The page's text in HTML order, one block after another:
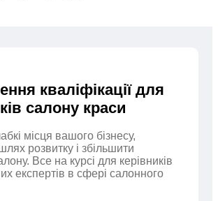
кваліфікації для
салону краси
місця вашого бізнесу,
розвитку і збільшити
Все на курсі для керівників
експертів в сфері салонного